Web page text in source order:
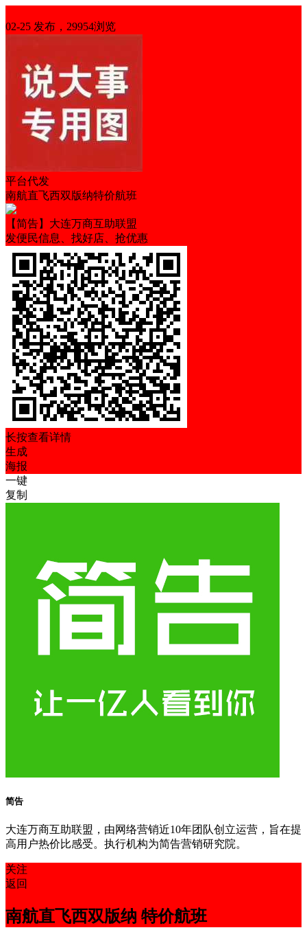
02-25 发布，29954浏览
平台代发
南航直飞西双版纳特价航班
【简告】大连万商互助联盟
发便民信息、找好店、抢优惠
长按查看详情
生成
海报
一键
复制
简告
大连万商互助联盟，由网络营销近10年团队创立运营，旨在提
高用户热价比感受。执行机构为简告营销研究院。
关注
返回
南航直飞西双版纳 特价航班